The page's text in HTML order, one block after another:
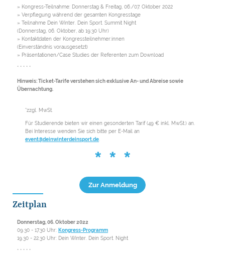
» Kongress-Teilnahme: Donnerstag & Freitag, 06./07. Oktober 2022
» Verpflegung während der gesamten Kongresstage
» Teilnahme Dein Winter. Dein Sport. Summit Night
(Donnerstag, 06. Oktober, ab 19:30 Uhr)
» Kontaktdaten der Kongressteilnehmer:innen
(Einverständnis vorausgesetzt)
» Präsentationen/Case Studies der Referenten zum Download
* * * * *
Hinweis: Ticket-Tarife verstehen sich exklusive An- und Abreise sowie
Übernachtung.
*zzgl. MwSt.
Für Studierende bieten wir einen gesonderten Tarif (49 € inkl. MwSt.) an.
Bei Interesse wenden Sie sich bitte per E-Mail an
event@deinwinterdeinsport.de.
* * *
Zur Anmeldung
Zeitplan
Donnerstag, 06. Oktober 2022
09.30 - 17.30 Uhr: Kongress-Programm
19.30 - 22.30 Uhr: Dein Winter. Dein Sport. Night
* * * * *